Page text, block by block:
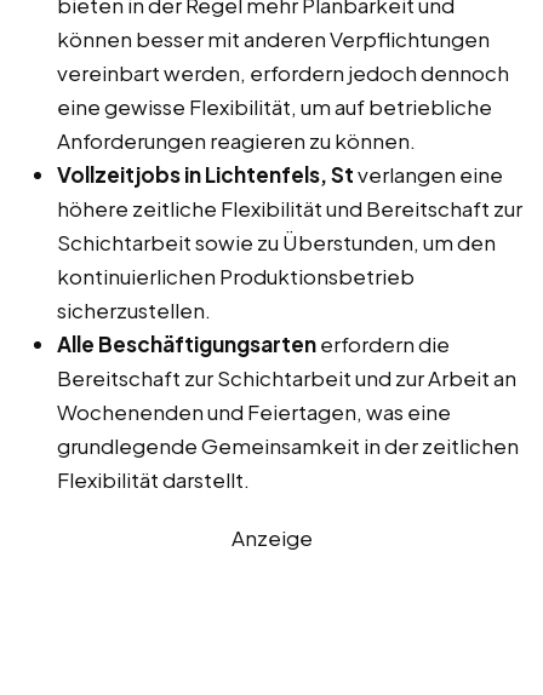
können besser mit anderen Verpflichtungen
vereinbart werden, erfordern jedoch dennoch
eine gewisse Flexibilität, um auf betriebliche
Anforderungen reagieren zu können.
Vollzeitjobs in Lichtenfels, Stverlangen eine
höhere zeitliche Flexibilität und Bereitschaft zur
Schichtarbeit sowie zu Überstunden, um den
kontinuierlichen Produktionsbetrieb
sicherzustellen.
Alle Beschäftigungsartenerfordern die
Bereitschaft zur Schichtarbeit und zur Arbeit an
Wochenenden und Feiertagen, was eine
grundlegende Gemeinsamkeit in der zeitlichen
Flexibilität darstellt.
Anzeige